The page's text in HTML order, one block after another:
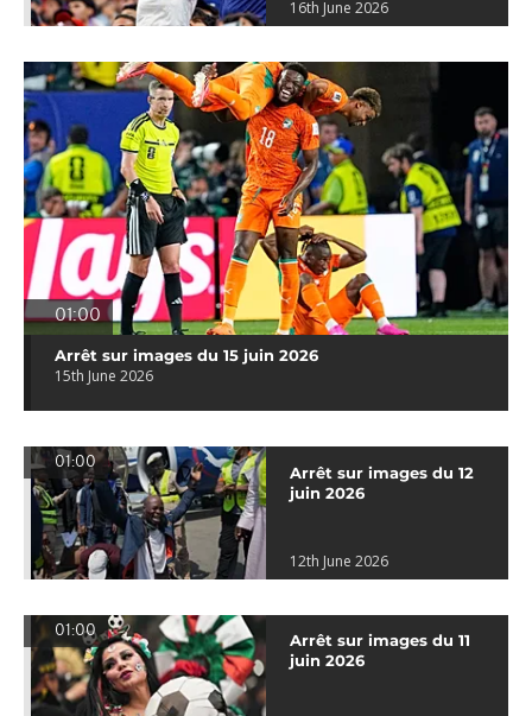
16th June 2026
01:00
Arrêt sur images du 15 juin 2026
15th June 2026
01:00
Arrêt sur images du 12
juin 2026
12th June 2026
01:00
Arrêt sur images du 11
juin 2026